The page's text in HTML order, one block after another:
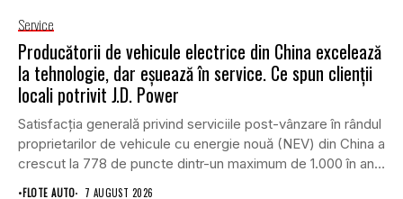
Service
Producătorii de vehicule electrice din China excelează
la tehnologie, dar eșuează în service. Ce spun clienții
locali potrivit J.D. Power
Satisfacția generală privind serviciile post-vânzare în rândul
proprietarilor de vehicule cu energie nouă (NEV) din China a
crescut la 778 de puncte dintr-un maximum de 1.000 în anul
2026, înregistrând...
•FLOTE AUTO 7 AUGUST 2026